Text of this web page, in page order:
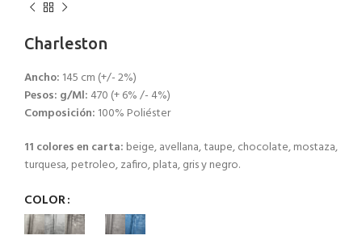
Charleston
Ancho: 145 cm (+/- 2%)
Pesos: g/Ml: 470 (+ 6% /- 4%)
Composición: 100% Poliéster
11 colores en carta: beige, avellana, taupe, chocolate, mostaza,
turquesa, petroleo, zafiro, plata, gris y negro.
COLOR